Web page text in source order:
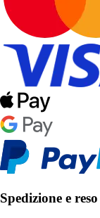
Spedizione e reso